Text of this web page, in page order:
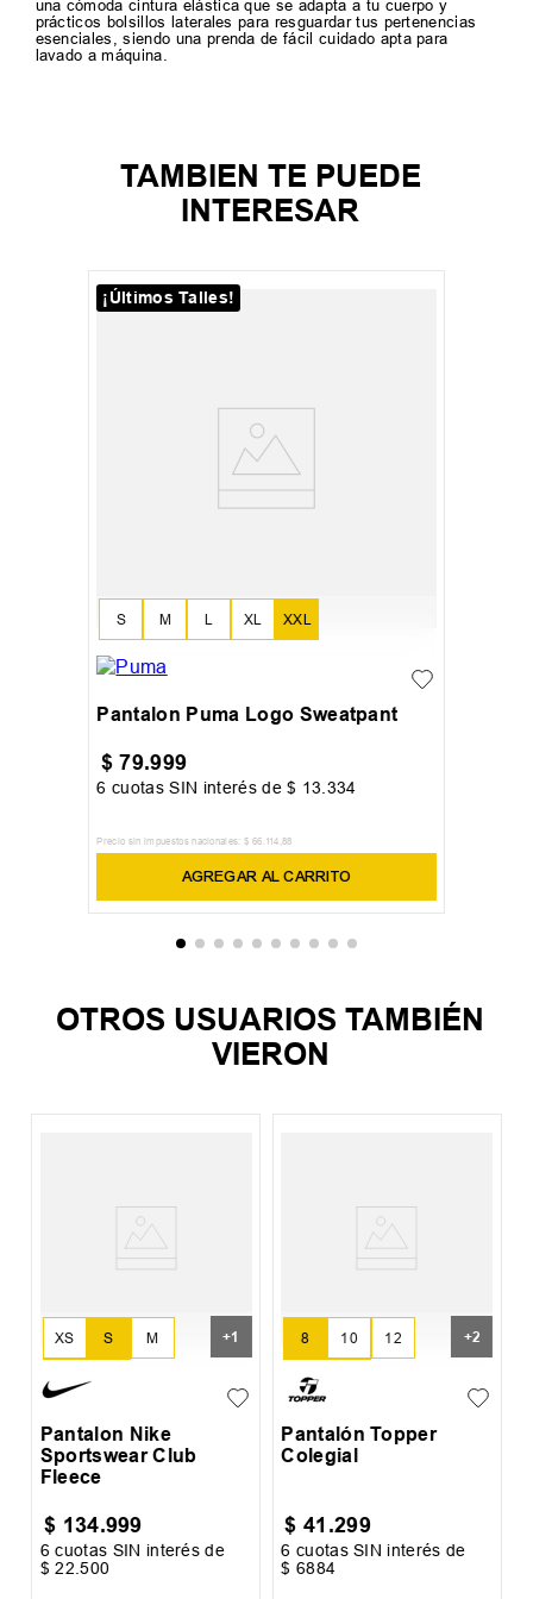
una cómoda cintura elástica que se adapta a tu cuerpo y
prácticos bolsillos laterales para resguardar tus pertenencias
esenciales, siendo una prenda de fácil cuidado apta para
lavado a máquina.
TAMBIEN TE PUEDE
INTERESAR
¡Últimos Talles!
S L
M XL XXL
Pantalon Puma Logo Sweatpant
$ 79.999
6 cuotas SIN interés de$ 13.334
Precio sin impuestos nacionales: $ 66. 114 ,88
AGREGAR AL CARRITO
OTROS USUARIOS TAMBIÉN
VIERON
S M
XS +1
Pantalon Nike
Sportswear Club
Fleece
$ 134.999
6 cuotas SIN interés de
$ 22 .500
10 12
14
8 +2
Pantalón Topper
Colegial
$ 41 .299
6 cuotas SIN interés de
$ 6884